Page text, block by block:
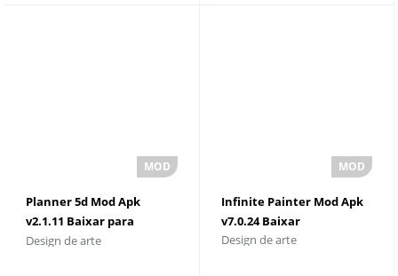
Planner 5d Mod Apk
v2.1.11 Baixar para
Android
Design de arte
Infinite Painter Mod Apk
v7.0.24 Baixar
Design de arte